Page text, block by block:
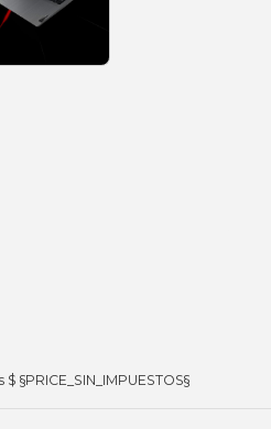
§PRICE_SIN_IMPUESTOS§